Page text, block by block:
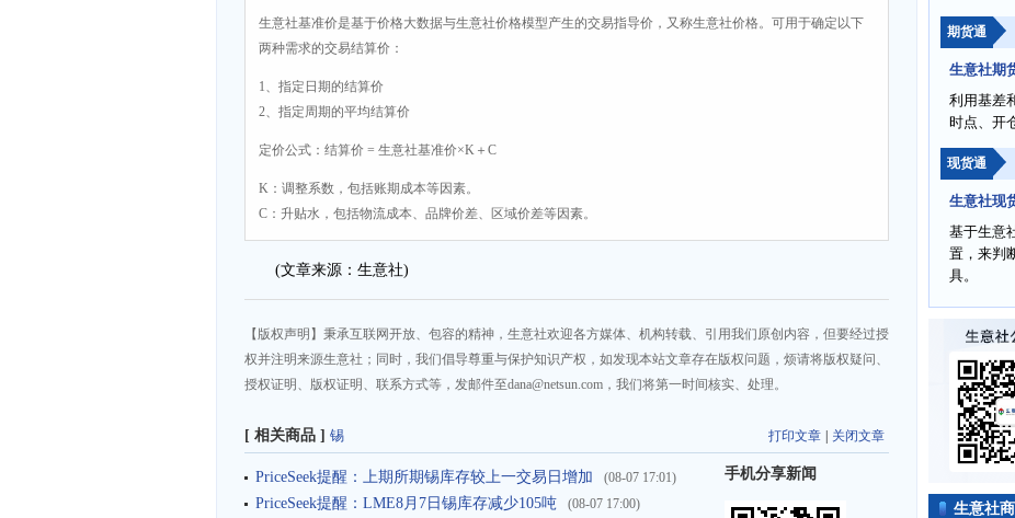
生意社基准价是基于价格大数据与生意社价格模型产生的交易指导价，又称生意社价格。可用于确定以下
两种需求的交易结算价：
1、指定日期的结算价
2、指定周期的平均结算价
定价公式：结算价 = 生意社基准价×K＋C
K：调整系数，包括账期成本等因素。
C：升贴水，包括物流成本、品牌价差、区域价差等因素。
(文章来源：生意社)
【版权声明】秉承互联网开放、包容的精神，生意社欢迎各方媒体、机构转载、引用我们原创内容，但要经过授
权并注明来源生意社；同时，我们倡导尊重与保护知识产权，如发现本站文章存在版权问题，烦请将版权疑问、
授权证明、版权证明、联系方式等，发邮件至dana@netsun.com，我们将第一时间核实、处理。
打印文章 关闭文章
[ 相关商品 ] 锡
PriceSeek提醒：上期所期锡库存较上一交易日增加 (08-07 17:01)
PriceSeek提醒：LME8月7日锡库存减少105吨 (08-07 17:00)
手机分享新闻
期货通
生意社期
利用基差
时点、开
现货通
生意社现
基于生意
置，来判
具。
生意社